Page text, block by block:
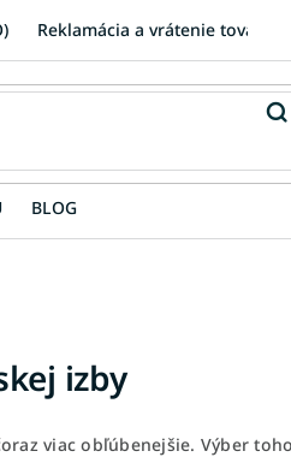
Reklamácia a vrátenie tovaru
BLOG
izby
viac obľúbenejšie. Výber